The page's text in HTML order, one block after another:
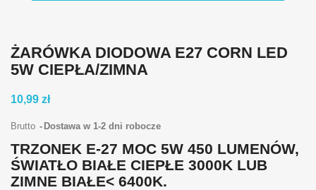
ŻARÓWKA DIODOWA E27 CORN LED
5W CIEPŁA/ZIMNA
10,99 zł
Brutto Dostawa w 1-2 dni robocze
TRZONEK E-27 MOC 5W 450 LUMENÓW,
ŚWIATŁO BIAŁE CIEPŁE 3000K LUB
ZIMNE BIAŁE< 6400K.